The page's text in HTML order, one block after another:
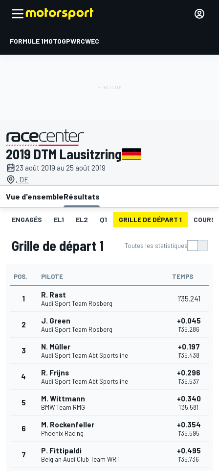
FORMULE 1MOTOGPWRCWEC
présenté par
2019 DTM Lausitzring
23 août 2019 au 25 août 2019
, DE
Vue d'ensembleRésultats
ENGAGÉS EL1 EL2 Q1 GRILLE DE DÉPART 1
Grille de départ 1 Toutes les statistiques
POS. PILOTE TEMPS
1 R. Rast
Audi Sport Team Rosberg
1'35.241
2 J. Green
Audi Sport Team Rosberg
+0.045
1'35.286
3 N. Müller
Audi Sport Team Abt Sportsline
+0.197
1'35.438
4 R. Frijns
Audi Sport Team Abt Sportsline
+0.296
1'35.537
5 M. Wittmann
BMW Team RMG
+0.340
1'35.581
6 M. Rockenfeller
Phoenix Racing
+0.354
1'35.595
7 P. Fittipaldi
Belgian Audi Club Team WRT
+0.495
1'35.736